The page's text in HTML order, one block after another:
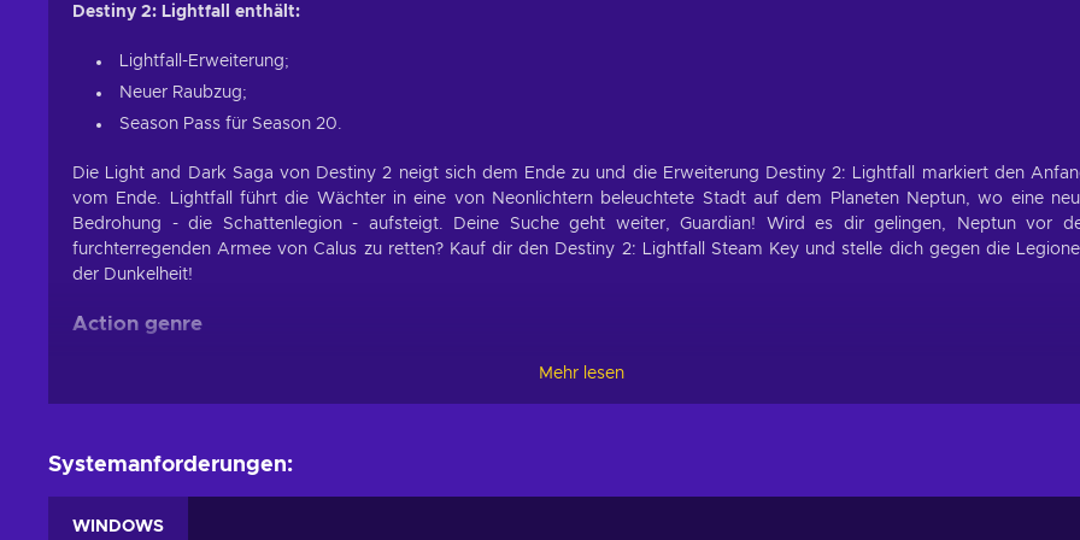
Destiny 2: Lightfall enthält:
Lightfall-Erweiterung;
Neuer Raubzug;
Season Pass für Season 20.
Die Light and Dark Saga von Destiny 2 neigt sich dem Ende zu und die Erweiterung Destiny 2: Lightfall markiert den
vom Ende. Lightfall führt die Wächter in eine von Neonlichtern beleuchtete Stadt auf dem Planeten Neptun, wo eine
Bedrohung - die Schattenlegion - aufsteigt. Deine Suche geht weiter, Guardian! Wird es dir gelingen, Neptun vor
furchterregenden Armee von Calus zu retten? Kauf dir den Destiny 2: Lightfall Steam Key und stelle dich gegen die
der Dunkelheit!
Action genre
Wenn du dich mächtig fühlen willst, dann musst du dir Destiny 2: Lightfall Steam key. Das Hauptziel ist es, alle deine Feinde zu
bleiben, wird sich wie eine lang ersehnte Errungenschaft anfühlen.
Destiny 2: Lightfall Game Features
Mehr lesen
Systemanforderungen:
WINDOWS